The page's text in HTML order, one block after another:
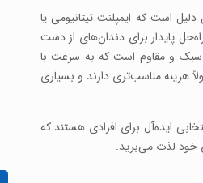
است که ایمپلنت تیتانیومی یا
پایدار برای دندان‌های از دست
سبک و مقاوم است که به سرعت با
هزینه مناسب‌تری دارند و بسیاری
ایده‌آل برای افرادی هستند که
خود لذت می‌برید.